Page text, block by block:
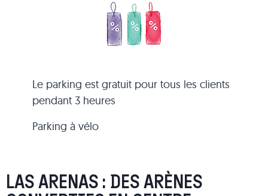
Le parking est gratuit pour tous les clients
pendant 3 heures
Parking à vélo
LAS ARENAS : DES ARÈNES